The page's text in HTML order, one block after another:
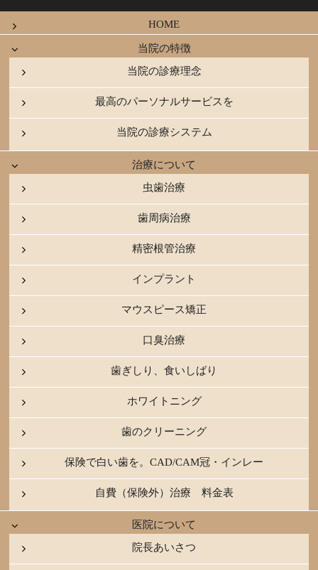
HOME
当院の特徴
当院の診療理念
最高のパーソナルサービスを
当院の診療システム
治療について
虫歯治療
歯周病治療
精密根管治療
インプラント
マウスピース矯正
口臭治療
歯ぎしり、食いしばり
ホワイトニング
歯のクリーニング
保険で白い歯を。CAD/CAM冠・インレー
自費（保険外）治療 料金表
医院について
院長あいさつ